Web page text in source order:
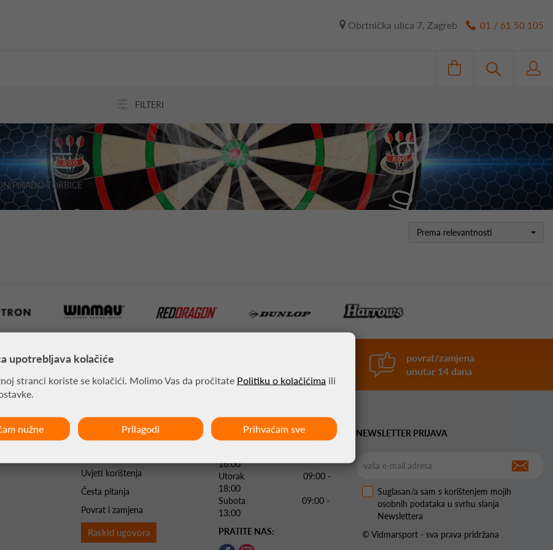
Obrtnička ulica 7, Zagreb 01 / 61 50 105
FILTERI
PIKADO TORBICE
Prema relevantnosti
besplatna dostava za
povrat/zamjena
unutar 14 dana
Opći uvjeti poslovanja
Uvjeti korištenja
Česta pitanja
Povrat i zamjena
Raskid ugovora
RADNO VRIJEME:
16:00
Utorak 09:00 -
18:00
Subota 09:00 -
13:00
PRATITE NAS:
NEWSLETTER PRIJAVA
Suglasan/a sam s korištenjem mojih
osobnih podataka u svrhu slanja
Newslettera
© Vidmarsport - sva prava pridržana
upotrebljava kolačiće
stranci koriste se kolačići. Molimo Vas da pročitate Politiku o kolačićima ili
nužne Prilagodi Prihvaćam sve